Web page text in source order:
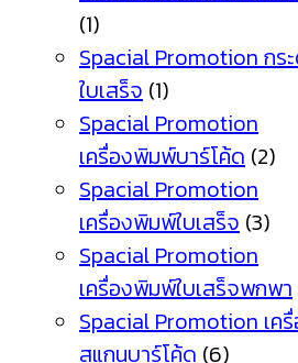
(1)
Spacial Promotion กร
ใบเสร็จ (1)
Spacial Promotion
เครื่องพิมพ์บาร์โค้ด (2)
Spacial Promotion
เครื่องพิมพ์ใบเสร็จ (3)
Spacial Promotion
เครื่องพิมพ์ใบเสร็จพกพา
Spacial Promotion เค
สแกนบาร์โค้ด (6)